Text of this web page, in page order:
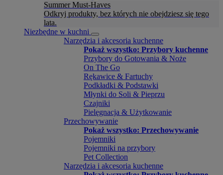
Summer Must-Haves
Odkryj produkty, bez których nie obejdziesz się tego
lata.
Niezbędne w kuchni
Narzędzia i akcesoria kuchenne
Pokaż wszystko: Przybory kuchenne
Przybory do Gotowania & Noże
On The Go
Rękawice & Fartuchy
Podkładki & Podstawki
Młynki do Soli & Pieprzu
Czajniki
Pielęgnacja & Użytkowanie
Przechowywanie
Pokaż wszystko: Przechowywanie
Pojemniki
Pojemniki na przybory
Pet Collection
Narzędzia i akcesoria kuchenne